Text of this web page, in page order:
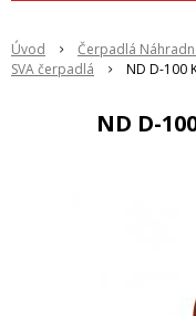
Úvod Čerpadlá
SVA čerpadlá
ND D-100
ND D-